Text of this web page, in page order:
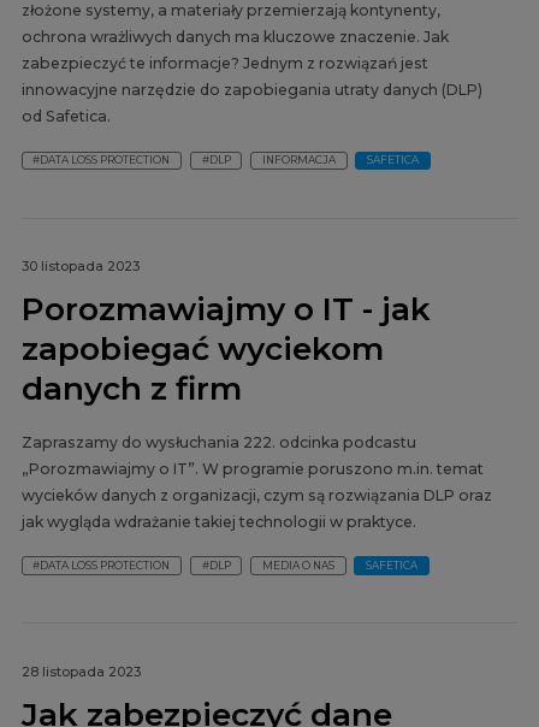
złożone systemy, a materiały przemierzają kontynenty,
ochrona wrażliwych danych ma kluczowe znaczenie. Jak
zabezpieczyć te informacje? Jednym z rozwiązań jest
innowacyjne narzędzie do zapobiegania utraty danych (DLP)
od Safetica.
#DATA LOSS PROTECTION #DLP INFORMACJA SAFETICA
30 listopada 2023
Porozmawiajmy o IT - jak
zapobiegać wyciekom
danych z firm
Zapraszamy do wysłuchania 222. odcinka podcastu
„Porozmawiajmy o IT”. W programie poruszono m.in. temat
wycieków danych z organizacji, czym są rozwiązania DLP oraz
jak wygląda wdrażanie takiej technologii w praktyce.
#DATA LOSS PROTECTION #DLP MEDIA O NAS SAFETICA
28 listopada 2023
Jak zabezpieczyć dane